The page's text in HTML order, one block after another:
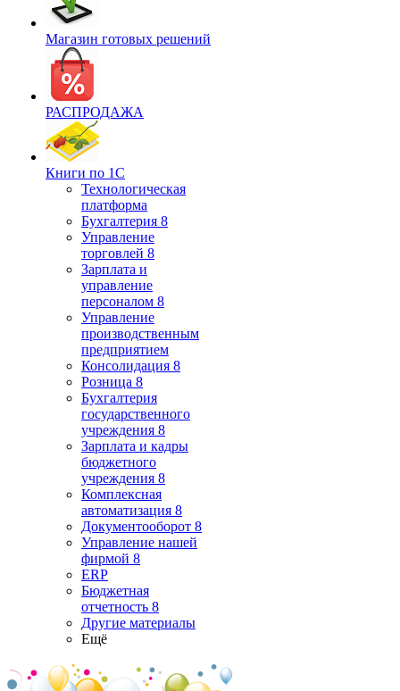
Магазин готовых решений
РАСПРОДАЖА
Книги по 1С
Технологическая
платформа
Бухгалтерия 8
Управление
торговлей 8
Зарплата и
управление
персоналом 8
Управление
производственным
предприятием
Консолидация 8
Розница 8
Бухгалтерия
государственного
учреждения 8
Зарплата и кадры
бюджетного
учреждения 8
Комплексная
автоматизация 8
Документооборот 8
Управление нашей
фирмой 8
ERP
Бюджетная
отчетность 8
Другие материалы
Ещё